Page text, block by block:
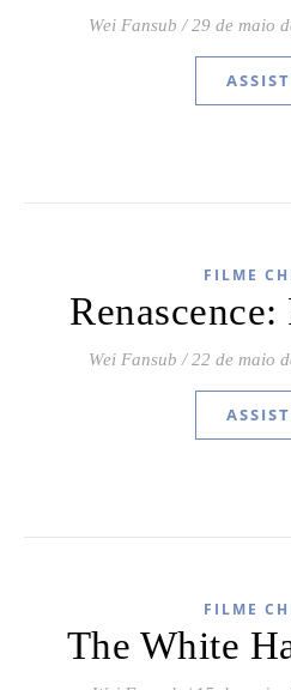
Wei Fansub / 29 de maio
FILME
Wei Fansub / 22 de maio
FILME
The White